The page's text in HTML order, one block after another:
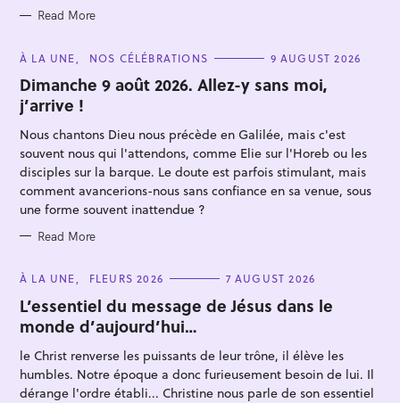
Read More
C
T
E
G
O
R
I
E
S
À LA UNE NOS CÉLÉBRATIONS 9 AUGUST 2026
Dimanche 9 août 2026. Allez-y sans moi,
j’arrive !
Nous chantons Dieu nous précède en Galilée, mais c'est
souvent nous qui l'attendons, comme Elie sur l'Horeb ou les
disciples sur la barque. Le doute est parfois stimulant, mais
comment avancerions-nous sans confiance en sa venue, sous
une forme souvent inattendue ?
Read More
C
T
E
G
O
R
I
E
S
À LA UNE FLEURS 2026 7 AUGUST 2026
L’essentiel du message de Jésus dans le
monde d’aujourd’hui…
le Christ renverse les puissants de leur trône, il élève les
humbles. Notre époque a donc furieusement besoin de lui. Il
dérange l'ordre établi... Christine nous parle de son essentiel
S
e
a
c
h
f
o
r